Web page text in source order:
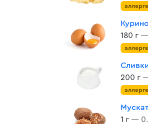
180 г —
200 г
1 г —